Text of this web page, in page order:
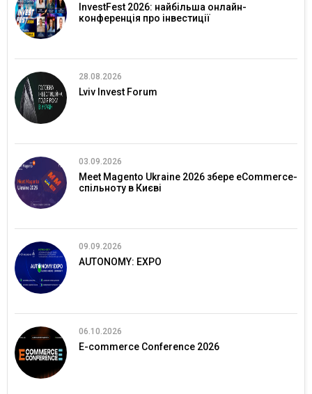
InvestFest 2026: найбільша онлайн-
конференція про інвестиції
28.08.2026
Lviv Invest Forum
03.09.2026
Meet Magento Ukraine 2026 збере eCommerce-
спільноту в Києві
09.09.2026
AUTONOMY: EXPO
06.10.2026
E-commerce Conference 2026